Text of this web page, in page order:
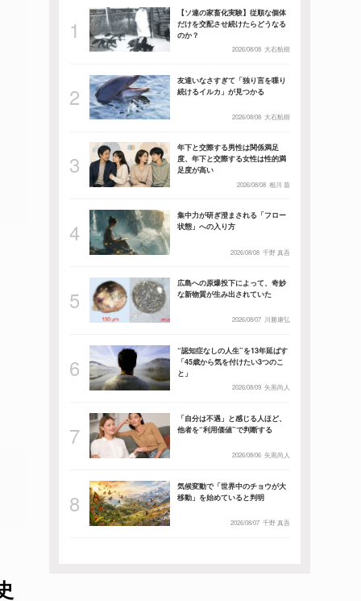
【ソ連の家畜化実験】従順な個体
だけを交配させ続けたらどうなる
のか？
2026/08/08 大石航樹
友達いなさすぎて「独り言を喋り
続けるイルカ」が見つかる
2026/08/08 大石航樹
年下と交際する男性は関係満足
度、年下と交際する女性は性的満
足度が高い
2026/08/08 相川 葵
集中力が研ぎ澄まされる「フロー
状態」への入り方
2026/08/08 千野 真吾
広島への原爆投下によって、奇妙
な新物質が生み出されていた
2026/08/07 川勝康弘
“認知症なしの人生”を13年延ばす
「45歳から気を付けたい3つのこ
と」
2026/08/09 矢黒尚人
「自分は不遇」と感じる人ほど、
他者を“利用価値”で判断する
2026/08/06 矢黒尚人
気候変動で「世界中のチョウが大
移動」を始めていると判明
2026/08/07 千野 真吾